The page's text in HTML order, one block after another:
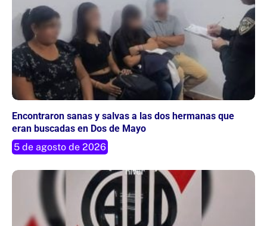
Encontraron sanas y salvas a las dos hermanas que
eran buscadas en Dos de Mayo
5 de agosto de 2026